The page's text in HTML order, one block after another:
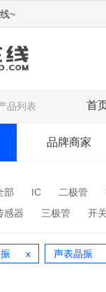
~
首
品列表
品牌商家
部 IC 二极管
感器
三极管 开关
声表晶振